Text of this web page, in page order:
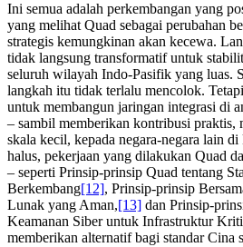
Ini semua adalah perkembangan yang
yang melihat Quad sebagai perubahan
strategis kemungkinan akan kecewa.
tidak langsung transformatif untuk
seluruh wilayah Indo-Pasifik yang luas.
langkah itu tidak terlalu mencolok.
untuk membangun jaringan integrasi di
– sambil memberikan kontribusi praktis,
skala kecil, kepada negara-negara lain
halus, pekerjaan yang dilakukan Quad
– seperti Prinsip-prinsip Quad tentang
Berkembang[12], Prinsip-prinsip
Lunak yang Aman,[13] dan Prinsip-
Keamanan Siber untuk Infrastruktur
memberikan alternatif bagi standar Cina